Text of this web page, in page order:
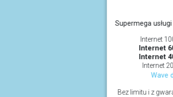
Supermega
Internet
Internet
Internet
Internet
Wave
Bez limitu i z